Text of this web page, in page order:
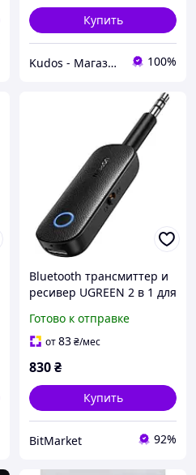
Купить
Kudos - Магазин стильных гаджетов 100%
Bluetooth трансмиттер и
ресивер UGREEN 2 в 1 для
аудио и беспроводной
передачи звука D3T8UC
Готово к отправке
от83₴/мес
830₴
Купить
BitMarket 92%